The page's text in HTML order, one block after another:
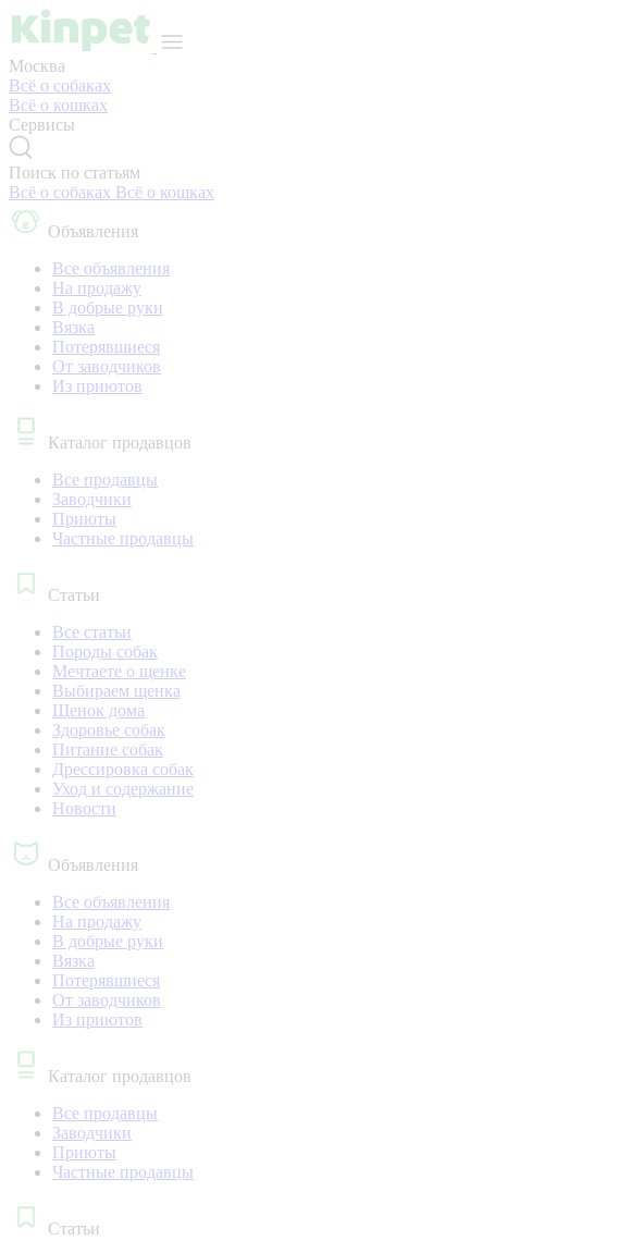
Москва
Всё о собаках
Всё о кошках
Сервисы
Поиск по статьям
Всё о собаках Всё о кошках
Объявления
Все объявления
На продажу
В добрые руки
Вязка
Потерявшиеся
От заводчиков
Из приютов
Каталог продавцов
Все продавцы
Заводчики
Приюты
Частные продавцы
Статьи
Все статьи
Породы собак
Мечтаете о щенке
Выбираем щенка
Щенок дома
Здоровье собак
Питание собак
Дрессировка собак
Уход и содержание
Новости
Объявления
Все объявления
На продажу
В добрые руки
Вязка
Потерявшиеся
От заводчиков
Из приютов
Каталог продавцов
Все продавцы
Заводчики
Приюты
Частные продавцы
Статьи